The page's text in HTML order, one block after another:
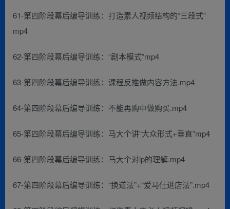
61-第四阶段幕后编导训练：打造素人视频结构的“三段式”
mp4
62-第四阶段幕后编导训练：“剧本模式”mp4
63-第四阶段幕后编导训练：课程反推做内容方法.mp4
64-第四阶段幕后编导训练：不能再购中做购买.mp4
65-第四阶段幕后编导训练：马大个讲“大众形式+垂直”mp4
66-第四阶段幕后编导训练：马大个对ip的理解.mp4
67-第四阶段幕后编导训练：“换道法”+“爱马仕进店法”.mp4